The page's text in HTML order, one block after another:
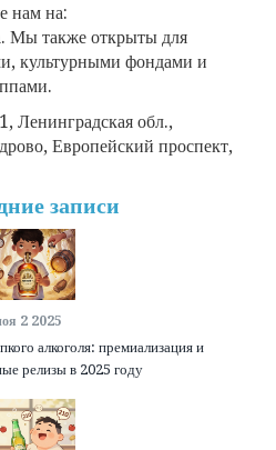
нам на:
. Мы также открыты для
культурными фондами и
Ленинградская обл.,
Европейский проспект,
записи
2 2025
алкоголя: премиализация и
релизы в 2025 году